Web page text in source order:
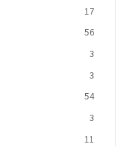
17
56
3
3
54
3
11